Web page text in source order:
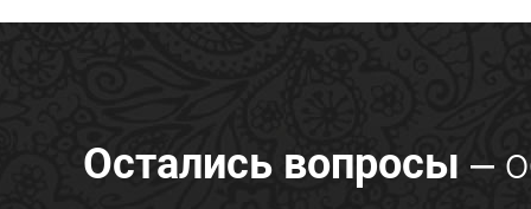
Остались вопросы –